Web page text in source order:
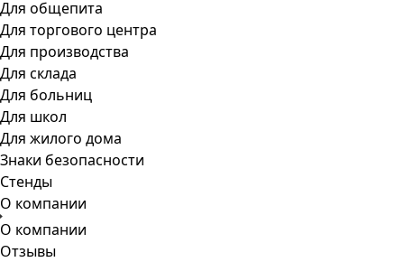
Для общепита
Для торгового центра
Для производства
Для склада
Для больниц
Для школ
Для жилого дома
Знаки безопасности
Стенды
О компании
О компании
Отзывы